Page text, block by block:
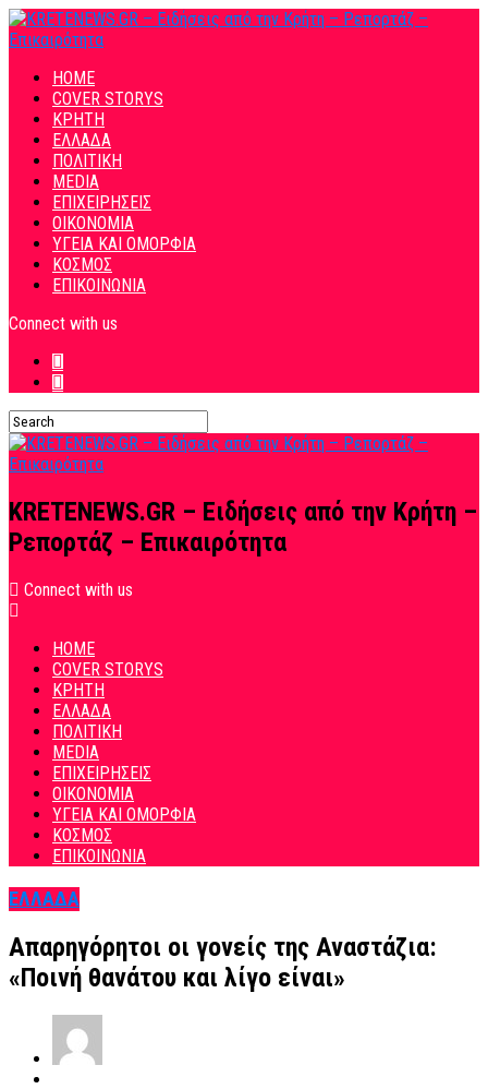
HOME
COVER STORYS
ΚΡΗΤΗ
ΕΛΛΑΔΑ
ΠΟΛΙΤΙΚΗ
MEDIA
ΕΠΙΧΕΙΡΗΣΕΙΣ
ΟΙΚΟΝΟΜΙΑ
ΥΓΕΙΑ ΚΑΙ ΟΜΟΡΦΙΑ
ΚΟΣΜΟΣ
ΕΠΙΚΟΙΝΩΝΙΑ
Connect with us
KRETENEWS.GR – Ειδήσεις από την Κρήτη –
Ρεπορτάζ – Επικαιρότητα
Connect with us
HOME
COVER STORYS
ΚΡΗΤΗ
ΕΛΛΑΔΑ
ΠΟΛΙΤΙΚΗ
MEDIA
ΕΠΙΧΕΙΡΗΣΕΙΣ
ΟΙΚΟΝΟΜΙΑ
ΥΓΕΙΑ ΚΑΙ ΟΜΟΡΦΙΑ
ΚΟΣΜΟΣ
ΕΠΙΚΟΙΝΩΝΙΑ
ΕΛΛΑΔΑ
Απαρηγόρητοι οι γονείς της Αναστάζια:
«Ποινή θανάτου και λίγο είναι»